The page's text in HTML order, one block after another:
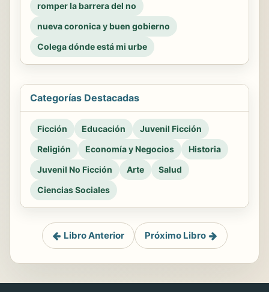
romper la barrera del no
nueva coronica y buen gobierno
Colega dónde está mi urbe
Categorías Destacadas
Ficción Educación
Juvenil Ficción
Religión
Economía y Negocios
Historia
Juvenil No Ficción
Arte
Salud
Ciencias Sociales
Libro Anterior Próximo Libro